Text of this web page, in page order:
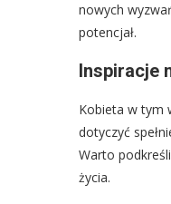
nowych
potencjał.
Inspiracje
Kobieta w tym
dotyczyć
Warto
życia.